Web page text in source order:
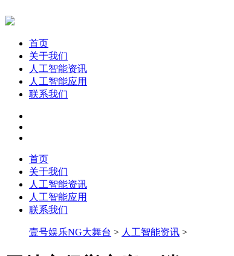
首页
关于我们
人工智能资讯
人工智能应用
联系我们
首页
关于我们
人工智能资讯
人工智能应用
联系我们
壹号娱乐NG大舞台 > 人工智能资讯 >